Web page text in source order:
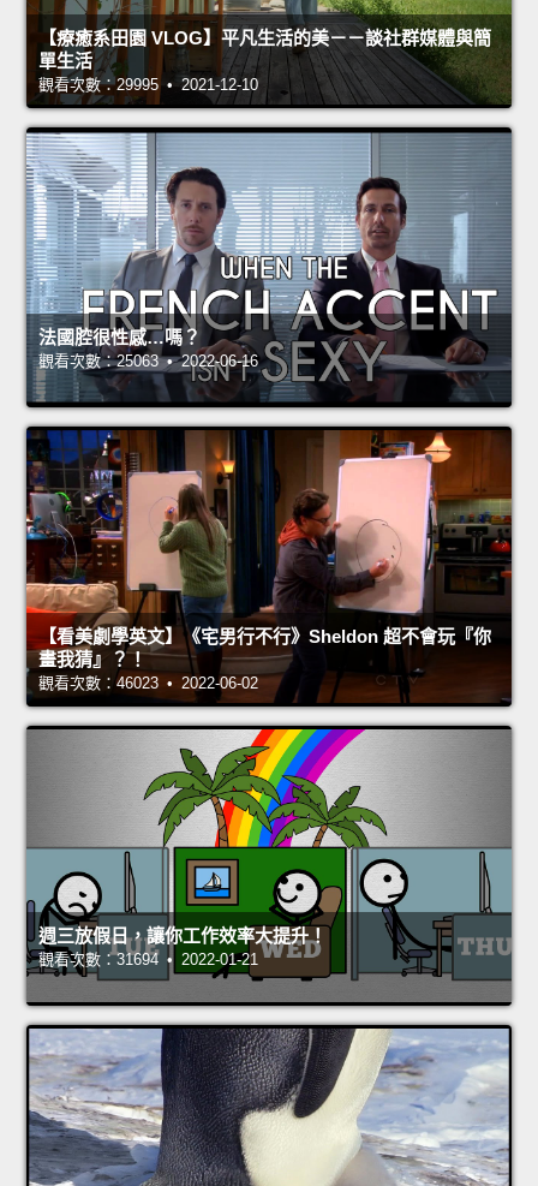
【療癒系田園 VLOG】平凡生活的美－－談社群媒體與簡
單生活
觀看次數：29995 • 2021-12-10
法國腔很性感…嗎？
觀看次數：25063 • 2022-06-16
【看美劇學英文】《宅男行不行》Sheldon 超不會玩『你
畫我猜』？！
觀看次數：46023 • 2022-06-02
週三放假日，讓你工作效率大提升！
觀看次數：31694 • 2022-01-21